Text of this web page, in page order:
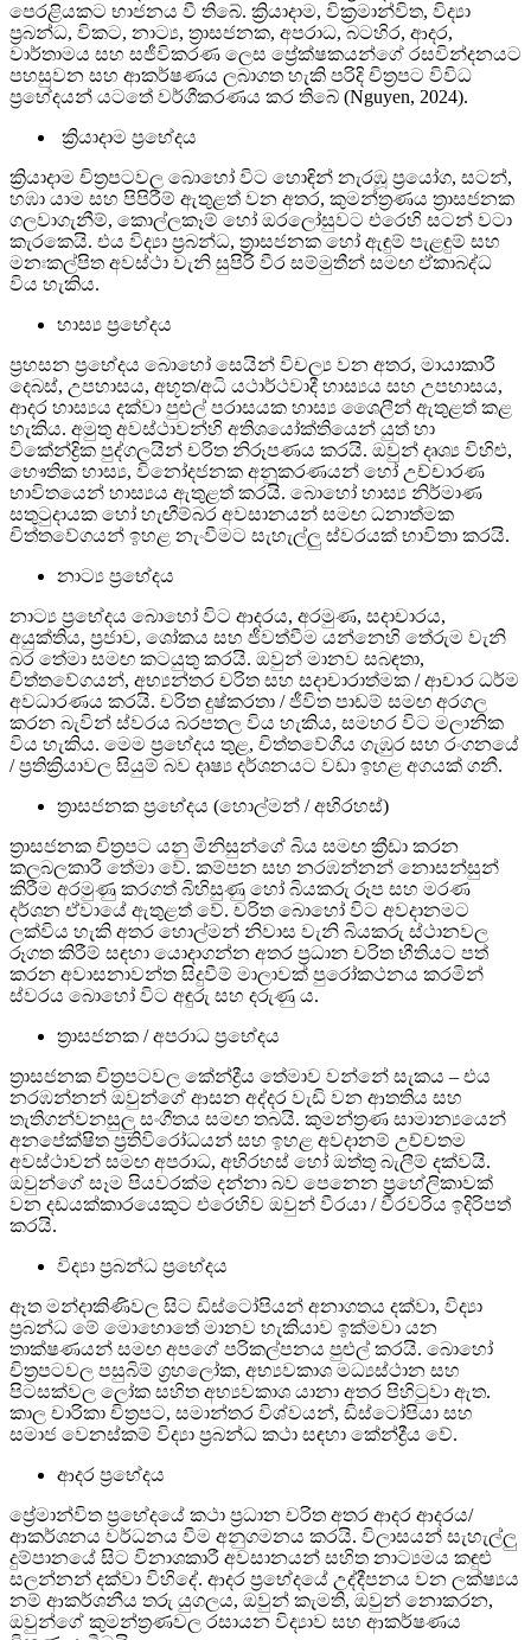
පෙරළියකට භාජනය වී තිබේ. ක්‍රියාදාම, වික්‍රමාන්විත, විද්‍යා
ප්‍රබන්ධ, විකට, නාට්‍ය, ත්‍රාසජනක, අපරාධ, බටහිර, ආදර,
වාර්තාමය සහ සජීවිකරණ ලෙස ප්‍රේක්ෂකයන්ගේ රසවින්දනයට
පහසුවන සහ ආකර්ෂණය ලබාගත හැකි පරිදි චිත්‍රපට විවිධ
ප්‍රභේදයන් යටතේ වර්ගීකරණය කර තිබේ (Nguyen, 2024).
ක්‍රියාදාම ප්‍රභේදය
ක්‍රියාදාම චිත්‍රපටවල බොහෝ විට හොඳින් නැරඹූ ප්‍රයෝග, සටන්,
හඹා යාම සහ පිපිරීම් ඇතුළත් වන අතර, කුමන්ත්‍රණය ත්‍රාසජනක
ගලවාගැනීම්, කොල්ලකෑම් හෝ ඔරලෝසුවට එරෙහි සටන් වටා
කැරකෙයි. එය විද්‍යා ප්‍රබන්ධ, ත්‍රාසජනක හෝ ඇඳුම් පැළඳුම් සහ
මනඃකල්පිත අවස්ථා වැනි සුපිරි වීර සම්මුතීන් සමඟ ඒකාබද්ධ
විය හැකිය.
හාස්‍ය ප්‍රභේදය
ප්‍රහසන ප්‍රභේදය බොහෝ සෙයින් විචල්‍ය වන අතර, මායාකාරී
දෙබස්, උපහාසය, අභූත/අධි යථාර්ථවාදී හාස්‍යය සහ උපහාසය,
ආදර හාස්‍යය දක්වා පුළුල් පරාසයක හාස්‍ය ශෛලීන් ඇතුළත් කළ
හැකිය. අමුතු අවස්ථාවන්හි අතිශයෝක්තියෙන් යුත් හා
විකේන්ද්‍රික පුද්ගලයින් චරිත නිරූපණය කරයි. ඔවුන් දෘශ්‍ය විහිළු,
භෞතික හාස්‍ය, විනෝදජනක අනුකරණයන් හෝ උච්චාරණ
භාවිතයෙන් හාස්‍යය ඇතුළත් කරයි. බොහෝ හාස්‍ය නිර්මාණ
සතුටුදායක හෝ හැඟීම්බර අවසානයන් සමඟ ධනාත්මක
චිත්තවේගයන් ඉහළ නැංවීමට සැහැල්ලු ස්වරයක් භාවිතා කරයි.
නාට්‍ය ප්‍රභේදය
නාට්‍ය ප්‍රභේදය බොහෝ විට ආදරය, අරමුණ, සදාචාරය,
අයුක්තිය, ප්‍රජාව, ශෝකය සහ ජීවත්වීම යන්නෙහි තේරුම වැනි
බර තේමා සමඟ කටයුතු කරයි. ඔවුන් මානව සබඳතා,
චිත්තවේගයන්, අභ්‍යන්තර චරිත සහ සදාචාරාත්මක / ආචාර ධර්ම
අවධාරණය කරයි. චරිත දුෂ්කරතා / ජීවිත පාඩම් සමඟ අරගල
කරන බැවින් ස්වරය බරපතල විය හැකිය, සමහර විට මලානික
විය හැකිය. මෙම ප්‍රභේදය තුළ, චිත්තවේගීය ගැඹුර සහ රංගනයේ
/ ප්‍රතික්‍රියාවල සියුම් බව දෘෂ්‍ය දර්ශනයට වඩා ඉහළ අගයක් ගනී.
ත්‍රාසජනක ප්‍රභේදය (හොල්මන් / අභිරහස්)
ත්‍රාසජනක චිත්‍රපට යනු මිනිසුන්ගේ බිය සමඟ ක්‍රීඩා කරන
කලබලකාරී තේමා වේ. කම්පන සහ නරඹන්නන් නොසන්සුන්
කිරීම අරමුණු කරගත් බිහිසුණු හෝ බියකරු රූප සහ මරණ
දර්ශන ඒවායේ ඇතුළත් වේ. චරිත බොහෝ විට අවදානමට
ලක්විය හැකි අතර හොල්මන් නිවාස වැනි බියකරු ස්ථානවල
රූගත කිරීම් සඳහා යොදාගන්න අතර ප්‍රධාන චරිත භීතියට පත්
කරන අවාසනාවන්ත සිදුවීම් මාලාවක් පුරෝකථනය කරමින්
ස්වරය බොහෝ විට අඳුරු සහ දරුණු ය.
ත්‍රාසජනක / අපරාධ ප්‍රභේදය
ත්‍රාසජනක චිත්‍රපටවල කේන්ද්‍රීය තේමාව වන්නේ සැකය – එය
නරඹන්නන් ඔවුන්ගේ ආසන අද්දර වැඩි වන ආතතිය සහ
තැතිගන්වනසුලු සංගීතය සමඟ තබයි. කුමන්ත්‍රණ සාමාන්‍යයෙන්
අනපේක්ෂිත ප්‍රතිවිරෝධයන් සහ ඉහළ අවදානම් උච්චතම
අවස්ථාවන් සමඟ අපරාධ, අභිරහස් හෝ ඔත්තු බැලීම් දක්වයි.
ඔවුන්ගේ සෑම පියවරක්ම දන්නා බව පෙනෙන ප්‍රහේලිකාවක්
වන දඩයක්කාරයෙකුට එරෙහිව ඔවුන් වීරයා / වීරවරිය ඉදිරිපත්
කරයි.
විද්‍යා ප්‍රබන්ධ ප්‍රභේදය
ඈත මන්දාකිණිවල සිට ඩිස්ටෝපියන් අනාගතය දක්වා, විද්‍යා
ප්‍රබන්ධ මේ මොහොතේ මානව හැකියාව ඉක්මවා යන
තාක්ෂණයන් සමඟ අපගේ පරිකල්පනය පුළුල් කරයි. බොහෝ
චිත්‍රපටවල පසුබිම් ග්‍රහලෝක, අභ්‍යවකාශ මධ්‍යස්ථාන සහ
පිටසක්වල ලෝක සහිත අභ්‍යවකාශ යානා අතර පිහිටුවා ඇත.
කාල චාරිකා චිත්‍රපට, සමාන්තර විශ්වයන්, ඩිස්ටෝපියා සහ
සමාජ වෙනස්කම් විද්‍යා ප්‍රබන්ධ කථා සඳහා කේන්ද්‍රීය වේ.
ආදර ප්‍රභේදය
ප්‍රේමාන්විත ප්‍රභේදයේ කථා ප්‍රධාන චරිත අතර ආදර ආදරය/
ආකර්ශනය වර්ධනය වීම අනුගමනය කරයි. විලාසයන් සැහැල්ලු
දුම්පානයේ සිට විනාශකාරී අවසානයන් සහිත නාට්‍යමය කඳුළු
සලන්නන් දක්වා විහිදේ. ආදර ප්‍රභේදයේ උද්දීපනය වන ලක්ෂ්‍යය
නම් ආකර්ශනීය තරු යුගලය, ඔවුන් කැමති, ඔවුන් නොකරන,
ඔවුන්ගේ කුමන්ත්‍රණවල රසායන විද්‍යාව සහ ආකර්ෂණය